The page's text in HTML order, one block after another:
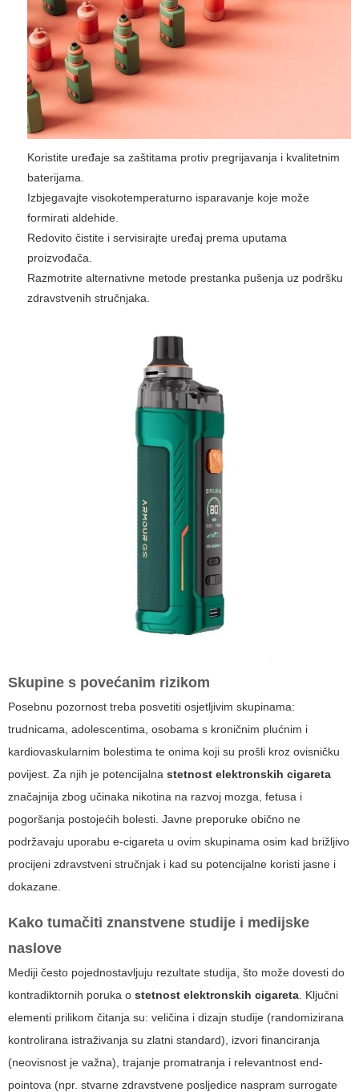
Koristite uređaje sa zaštitama protiv pregrijavanja i kvalitetnim
baterijama.
Izbjegavajte visokotemperaturno isparavanje koje može
formirati aldehide.
Redovito čistite i servisirajte uređaj prema uputama
proizvođača.
Razmotrite alternativne metode prestanka pušenja uz podršku
zdravstvenih stručnjaka.
Skupine s povećanim rizikom
Posebnu pozornost treba posvetiti osjetljivim skupinama:
trudnicama, adolescentima, osobama s kroničnim plućnim i
kardiovaskularnim bolestima te onima koji su prošli kroz ovisničku
povijest. Za njih je potencijalna stetnost elektronskih cigareta
značajnija zbog učinaka nikotina na razvoj mozga, fetusa i
pogoršanja postojećih bolesti. Javne preporuke obično ne
podržavaju uporabu e-cigareta u ovim skupinama osim kad brižljivo
procijeni zdravstveni stručnjak i kad su potencijalne koristi jasne i
dokazane.
Kako tumačiti znanstvene studije i medijske
naslove
Mediji često pojednostavljuju rezultate studija, što može dovesti do
kontradiktornih poruka o stetnost elektronskih cigareta . Ključni
elementi prilikom čitanja su: veličina i dizajn studije (randomizirana
kontrolirana istraživanja su zlatni standard), izvori financiranja
(neovisnost je važna), trajanje promatranja i relevantnost end-
pointova (npr. stvarne zdravstvene posljedice naspram surrogate